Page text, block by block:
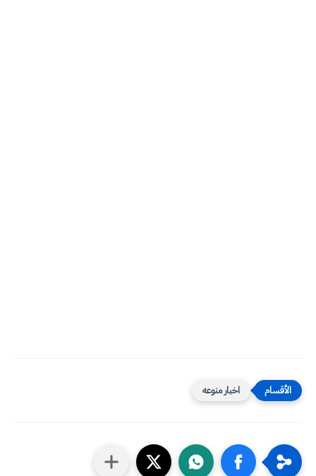
اخبار منوعه